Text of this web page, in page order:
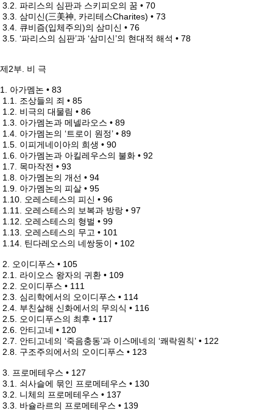
3.2. 파리스의 심판과 스키피오의 꿈 • 70
3.3. 삼미신(三美神, 카리테스Charites) • 73
3.4. 큐비즘(입체주의)의 삼미신 • 76
3.5. ‘파리스의 심판’과 ‘삼미신’의 현대적 해석 • 78
제2부. 비 극
1. 아가멤논 • 83
1.1. 조상들의 죄 • 85
1.2. 비극의 대물림 • 86
1.3. 아가멤논과 메넬라오스 • 89
1.4. 아가멤논의 ‘트로이 원정’ • 89
1.5. 이피게네이아의 희생 • 90
1.6. 아가멤논과 아킬레우스의 불화 • 92
1.7. 목마작전 • 93
1.8. 아가멤논의 개선 • 94
1.9. 아가멤논의 피살 • 95
1.10. 오레스테스의 피신 • 96
1.11. 오레스테스의 보복과 방랑 • 97
1.12. 오레스테스의 형벌 • 99
1.13. 오레스테스의 무고 • 101
1.14. 틴다레오스의 네쌍둥이 • 102
2. 오이디푸스 • 105
2.1. 라이오스 왕자의 귀환 • 109
2.2. 오이디푸스 • 111
2.3. 심리학에서의 오이디푸스 • 114
2.4. 부친살해 신화에서의 무의식 • 116
2.5. 오이디푸스의 최후 • 117
2.6. 안티고네 • 120
2.7. 안티고네의 ‘죽음충동’과 이스메네의 ‘쾌락원칙’ • 122
2.8. 구조주의에서의 오이디푸스 • 123
3. 프로메테우스 • 127
3.1. 쇠사슬에 묶인 프로메테우스 • 130
3.2. 니체의 프로메테우스 • 137
3.3. 바슐라르의 프로메테우스 • 139